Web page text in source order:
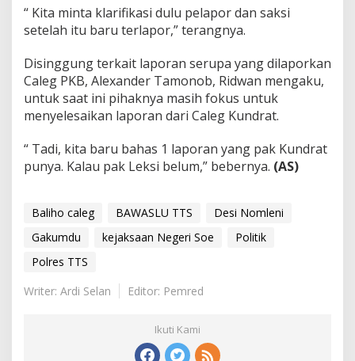
“ Kita minta klarifikasi dulu pelapor dan saksi
setelah itu baru terlapor,” terangnya.
Disinggung terkait laporan serupa yang dilaporkan
Caleg PKB, Alexander Tamonob, Ridwan mengaku,
untuk saat ini pihaknya masih fokus untuk
menyelesaikan laporan dari Caleg Kundrat.
“ Tadi, kita baru bahas 1 laporan yang pak Kundrat
punya. Kalau pak Leksi belum,” bebernya. (AS)
Baliho caleg BAWASLU TTS
Desi Nomleni
Gakumdu
kejaksaan Negeri Soe
Politik
Polres TTS
Writer: Ardi Selan
Editor: Pemred
Ikuti Kami